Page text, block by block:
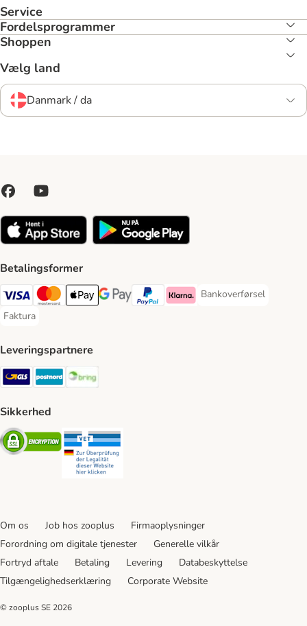
Service
Fordelsprogrammer
Shoppen
Vælg land
Danmark / da
Betalingsformer
VISA Payment Method
Mastercard Payment Method
Apply pay Payment Method
Google Pay Payment Method
paypal Payment Method
Klarna Payment Method
Bankoverførsel
Bankoverførsel
Faktura
Faktura Payment Method
Leveringspartnere
GLS Shipping Method
Postnord Shipping Method
Sikkerhed
Security
Om os Job hos zooplus
Firmaoplysninger
Forordning om digitale tjenester
Generelle vilkår
Fortryd aftale
Betaling Levering
Databeskyttelse
Tilgængelighedserklæring
Corporate Website
© zooplus SE 2026